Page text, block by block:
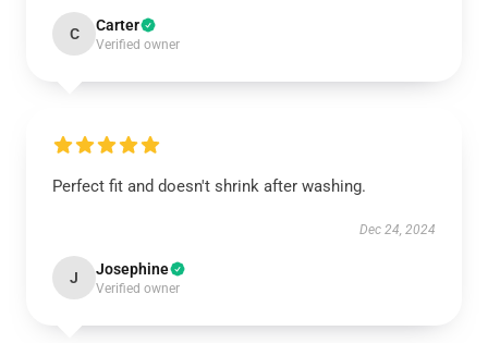
C Carter
Verified owner
Perfect fit and doesn't shrink after washing.
Dec 24, 2024
J Josephine
Verified owner